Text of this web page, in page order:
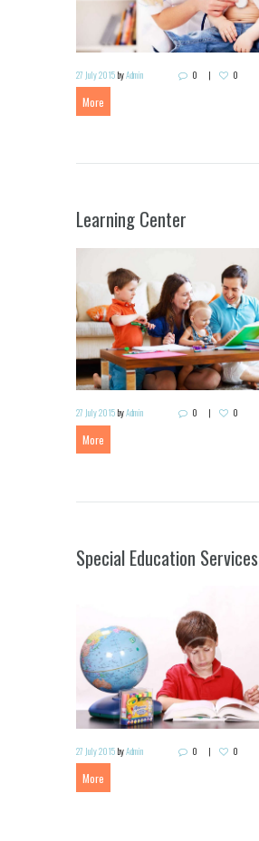
27 July 2015 byAdmin 0 0
More
Learning Center
27 July 2015 byAdmin 0 0
More
Special Education Services
27 July 2015 byAdmin 0 0
More